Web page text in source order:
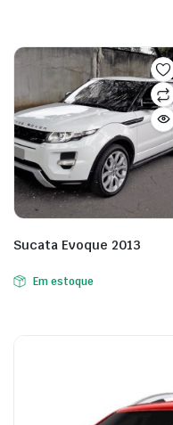
Sucata Evoque 2013
Em estoque